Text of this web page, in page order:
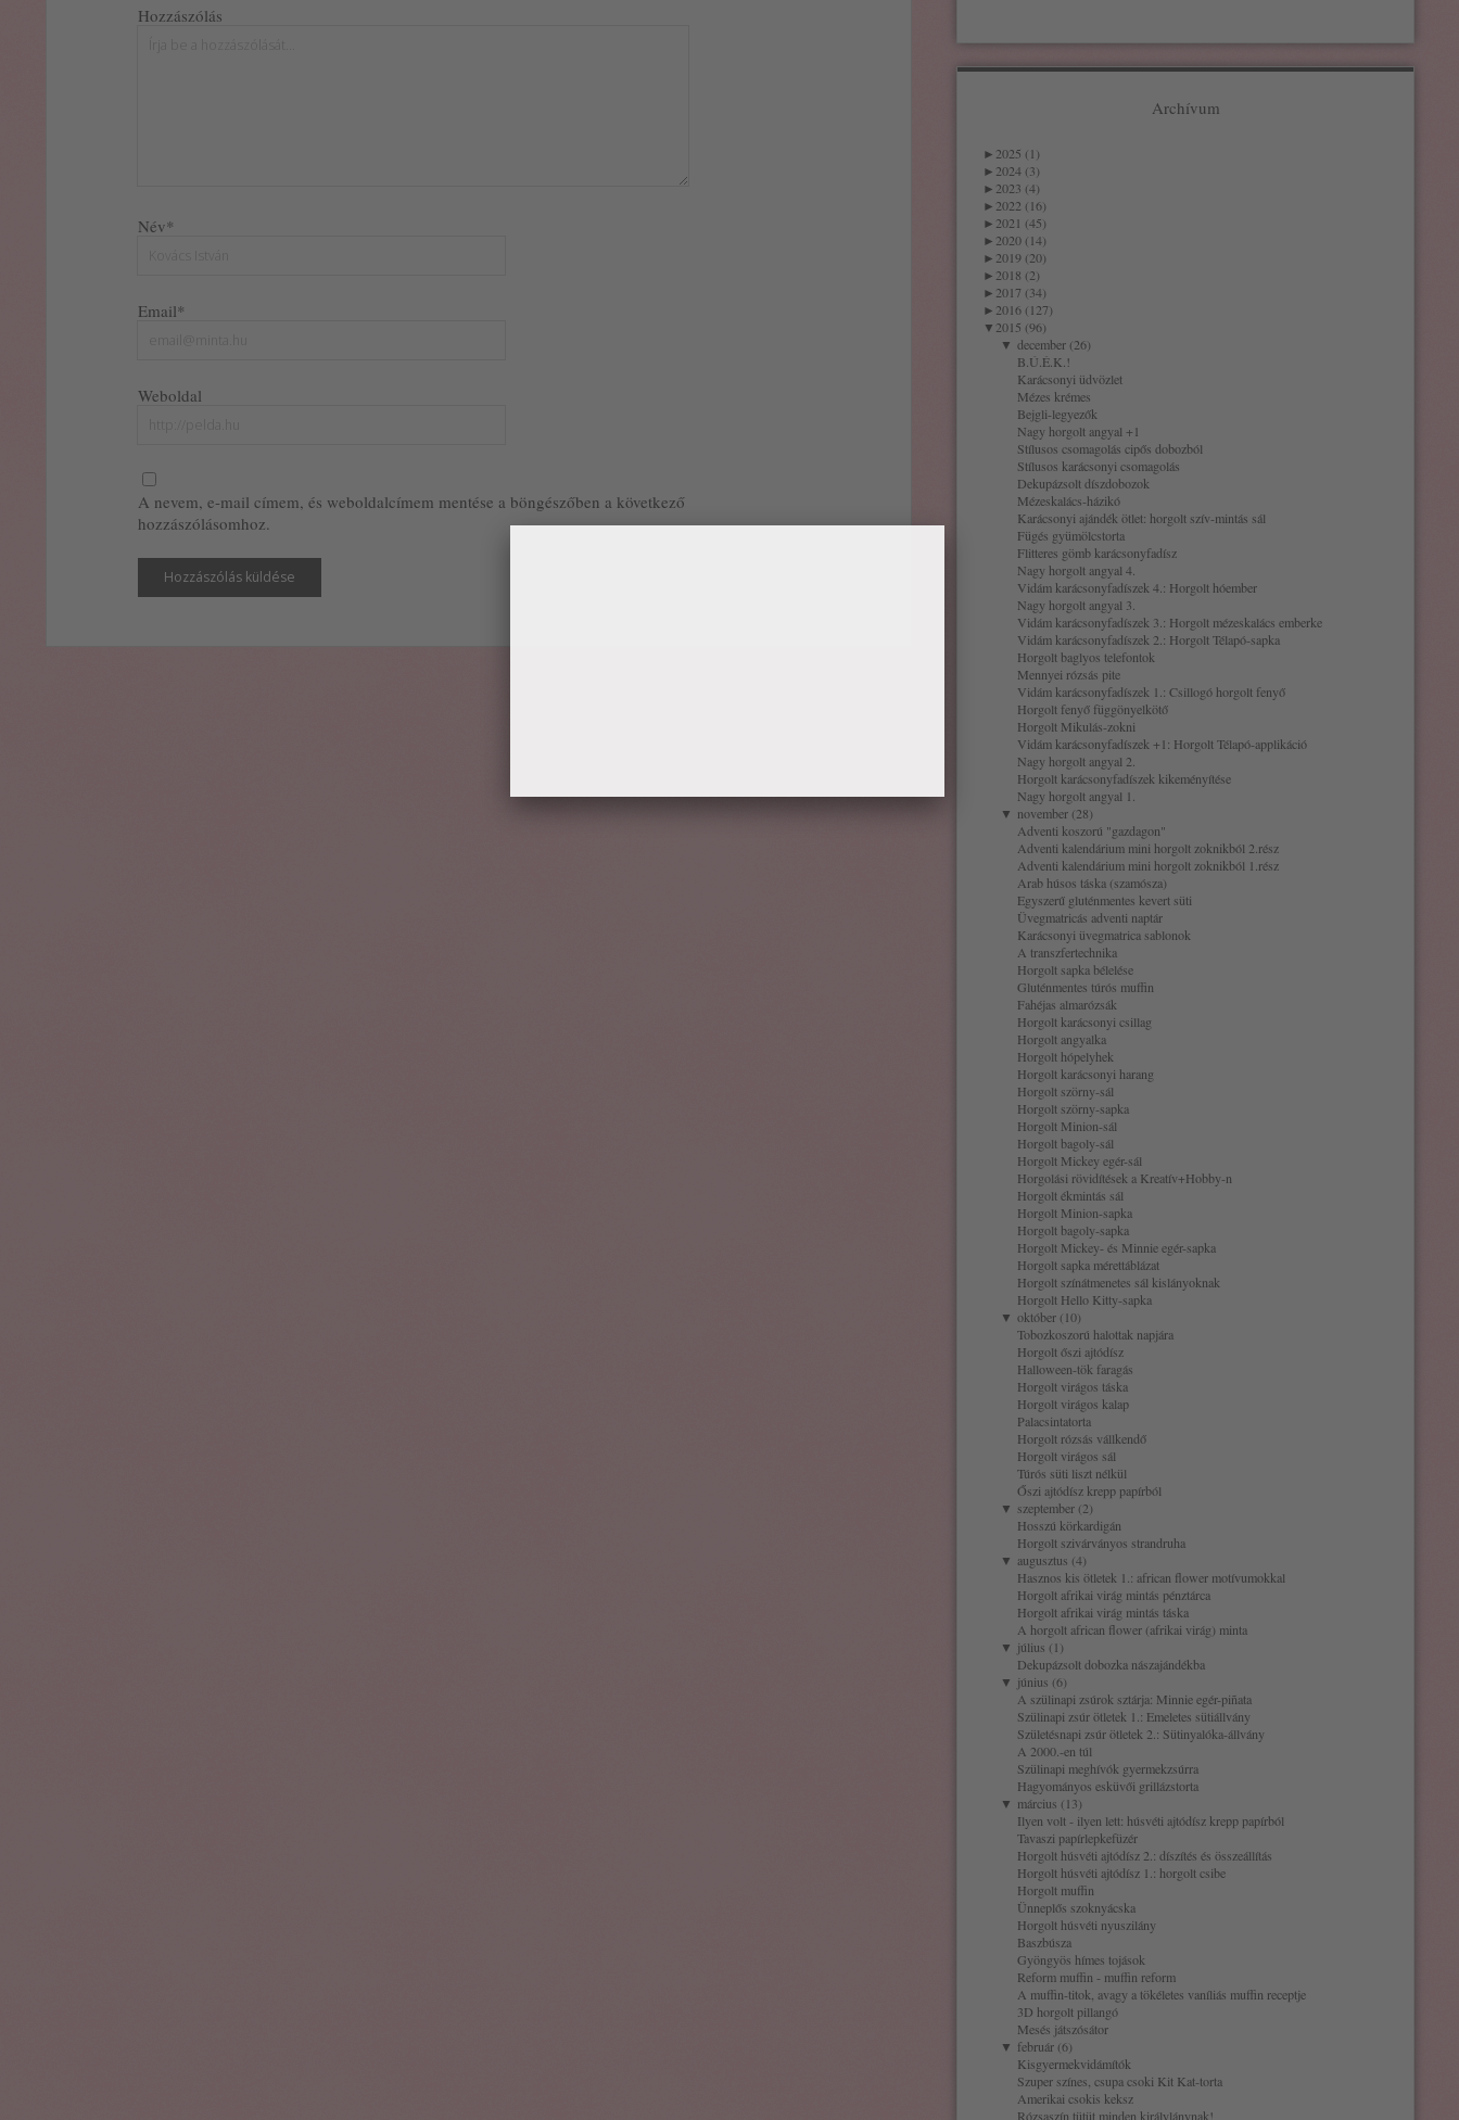
Hozzászólás
Név*
Email*
Weboldal
A nevem, e-mail címem, és weboldalcímem mentése a böngészőben a következő
hozzászólásomhoz.
Archívum
► 2025 (1)
► 2024 (3)
► 2023 (4)
► 2022 (16)
► 2021 (45)
► 2020 (14)
► 2019 (20)
► 2018 (2)
► 2017 (34)
► 2016 (127)
▼ 2015 (96)
▼ december (26)
B.Ú.É.K.!
Karácsonyi üdvözlet
Mézes krémes
Bejgli-legyezők
Nagy horgolt angyal +1
Stílusos csomagolás cipős dobozból
Stílusos karácsonyi csomagolás
Dekupázsolt díszdobozok
Mézeskalács-házikó
Karácsonyi ajándék ötlet: horgolt szív-mintás sál
Fügés gyümölcstorta
Flitteres gömb karácsonyfadísz
Nagy horgolt angyal 4.
Vidám karácsonyfadíszek 4.: Horgolt hóember
Nagy horgolt angyal 3.
Vidám karácsonyfadíszek 3.: Horgolt mézeskalács emberke
Vidám karácsonyfadíszek 2.: Horgolt Télapó-sapka
Horgolt baglyos telefontok
Mennyei rózsás pite
Vidám karácsonyfadíszek 1.: Csillogó horgolt fenyő
Horgolt fenyő függönyelkötő
Horgolt Mikulás-zokni
Vidám karácsonyfadíszek +1: Horgolt Télapó-applikáció
Nagy horgolt angyal 2.
Horgolt karácsonyfadíszek kikeményítése
Nagy horgolt angyal 1.
▼ november (28)
Adventi koszorú "gazdagon"
Adventi kalendárium mini horgolt zoknikból 2.rész
Adventi kalendárium mini horgolt zoknikból 1.rész
Arab húsos táska (szamósza)
Egyszerű gluténmentes kevert süti
Üvegmatricás adventi naptár
Karácsonyi üvegmatrica sablonok
A transzfertechnika
Horgolt sapka bélelése
Gluténmentes túrós muffin
Fahéjas almarózsák
Horgolt karácsonyi csillag
Horgolt angyalka
Horgolt hópelyhek
Horgolt karácsonyi harang
Horgolt szörny-sál
Horgolt szörny-sapka
Horgolt Minion-sál
Horgolt bagoly-sál
Horgolt Mickey egér-sál
Horgolási rövidítések a Kreatív+Hobby-n
Horgolt ékmintás sál
Horgolt Minion-sapka
Horgolt bagoly-sapka
Horgolt Mickey- és Minnie egér-sapka
Horgolt sapka mérettáblázat
Horgolt színátmenetes sál kislányoknak
Horgolt Hello Kitty-sapka
▼ október (10)
Tobozkoszorú halottak napjára
Horgolt őszi ajtódísz
Halloween-tök faragás
Horgolt virágos táska
Horgolt virágos kalap
Palacsintatorta
Horgolt rózsás vállkendő
Horgolt virágos sál
Túrós süti liszt nélkül
Őszi ajtódísz krepp papírból
▼ szeptember (2)
Hosszú körkardigán
Horgolt szivárványos strandruha
▼ augusztus (4)
Hasznos kis ötletek 1.: african flower motívumokkal
Horgolt afrikai virág mintás pénztárca
Horgolt afrikai virág mintás táska
A horgolt african flower (afrikai virág) minta
▼ július (1)
Dekupázsolt dobozka nászajándékba
▼ június (6)
A szülinapi zsúrok sztárja: Minnie egér-piñata
Szülinapi zsúr ötletek 1.: Emeletes sütiállvány
Születésnapi zsúr ötletek 2.: Sütinyalóka-állvány
A 2000.-en túl
Szülinapi meghívók gyermekzsúrra
Hagyományos esküvői grillázstorta
▼ március (13)
Ilyen volt - ilyen lett: húsvéti ajtódísz krepp papírból
Tavaszi papírlepkefüzér
Horgolt húsvéti ajtódísz 2.: díszítés és összeállítás
Horgolt húsvéti ajtódísz 1.: horgolt csibe
Horgolt muffin
Ünneplős szoknyácska
Horgolt húsvéti nyuszilány
Baszbúsza
Gyöngyös hímes tojások
Reform muffin - muffin reform
A muffin-titok, avagy a tökéletes vaníliás muffin receptje
3D horgolt pillangó
Mesés játszósátor
▼ február (6)
Kisgyermekvidámítók
Szuper színes, csupa csoki Kit Kat-torta
Amerikai csokis keksz
Rózsaszín tütüt minden királylánynak!